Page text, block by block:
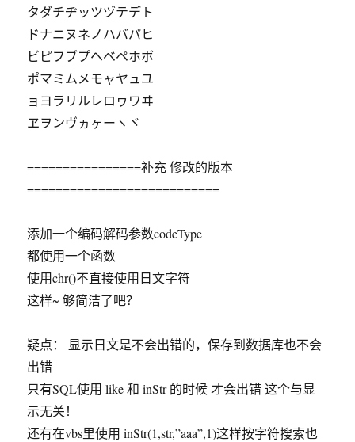
タダチヂッツヅテデト
ドナニヌネノハバパヒ
ビピフブプヘベペホボ
ポマミムメモャヤュユ
ョヨラリルレロヮワヰ
ヱヲンヴヵヶーヽヾ
================补充 修改的版本
===========================
添加一个编码解码参数codeType
都使用一个函数
使用chr()不直接使用日文字符
这样~ 够简洁了吧？
疑点： 显示日文是不会出错的，保存到数据库也不会
出错
只有SQL使用 like 和 inStr 的时候 才会出错 这个与显
示无关！
还有在vbs里使用 inStr(1,str,”aaa”,1)这样按字符搜索也